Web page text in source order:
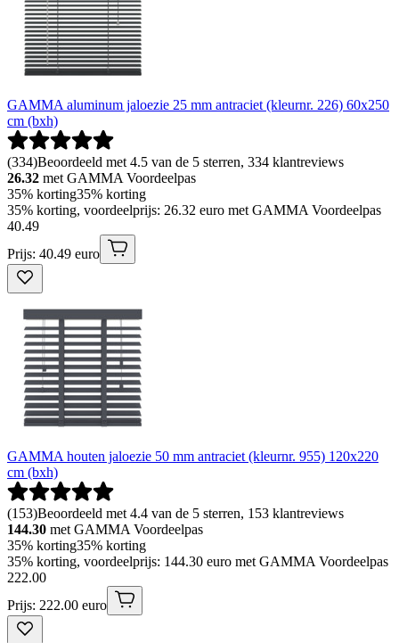
GAMMA aluminum jaloezie 25 mm antraciet (kleurnr. 226) 60x250
cm (bxh)
(334)Beoordeeld met 4.5 van de 5 sterren, 334 klantreviews
26.32 met GAMMA Voordeelpas
35% korting35% korting
35% korting, voordeelprijs: 26.32 euro met GAMMA Voordeelpas
40.49
Prijs: 40.49 euro
GAMMA houten jaloezie 50 mm antraciet (kleurnr. 955) 120x220
cm (bxh)
(153)Beoordeeld met 4.4 van de 5 sterren, 153 klantreviews
144.30 met GAMMA Voordeelpas
35% korting35% korting
35% korting, voordeelprijs: 144.30 euro met GAMMA Voordeelpas
222.00
Prijs: 222.00 euro